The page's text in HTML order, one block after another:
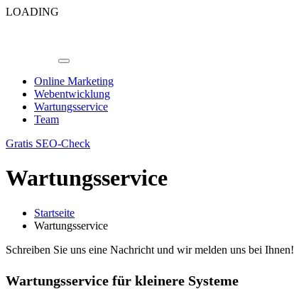
LOADING
Online Marketing
Webentwicklung
Wartungsservice
Team
Gratis SEO-Check
Wartungsservice
Startseite
Wartungsservice
Schreiben Sie uns eine Nachricht und wir melden uns bei Ihnen!
Wartungsservice für kleinere Systeme